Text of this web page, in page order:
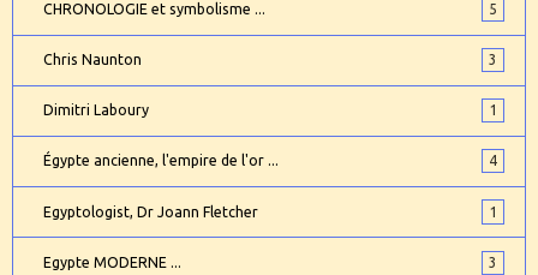
CHRONOLOGIE et symbolisme ... 5
Chris Naunton 3
Dimitri Laboury 1
Égypte ancienne, l'empire de l'or ... 4
Egyptologist, Dr Joann Fletcher 1
Egypte MODERNE ... 3